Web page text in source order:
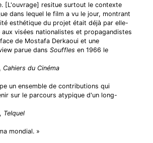
[L'ouvrage] resitue surtout le contexte
dans lequel le film a vu le jour, montrant
esthétique du projet était déjà par elle-
aux visées nationalistes et propagandistes
de Mostafa Derkaoui et une
parue dans Souffles en 1966 le
Cahiers du Cinéma
un ensemble de contributions qui
sur le parcours atypique d'un long-
Telquel
mondial. »